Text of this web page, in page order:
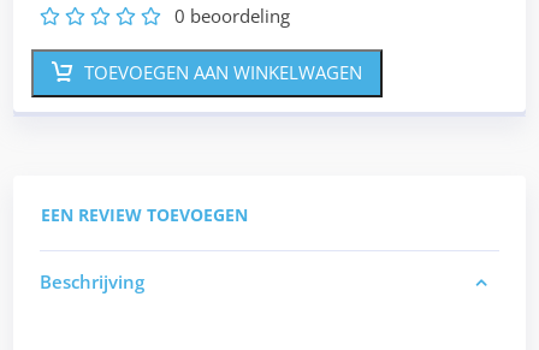
5
4
3
2 0 beoordeling
TOEVOEGEN AAN WINKELWAGEN
EEN REVIEW TOEVOEGEN
Beschrijving